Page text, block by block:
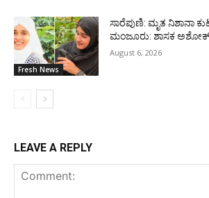
Fresh News
ಸಾರೆಪುಣಿ: ಮೃತ ನಿಶಾನಾ
ಮಂಜೂರು: ಶಾಸಕ ಅಶೋಕ್
August 6, 2026
LEAVE A REPLY